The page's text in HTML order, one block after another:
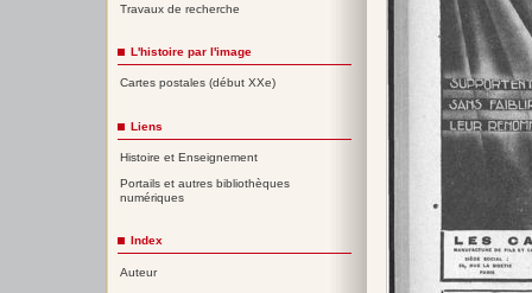
Travaux de recherche
L'histoire par l'image
Cartes postales (début XXe)
Liens
Histoire et Enseignement
Portails et autres bibliothèques
numériques
Index
Auteur